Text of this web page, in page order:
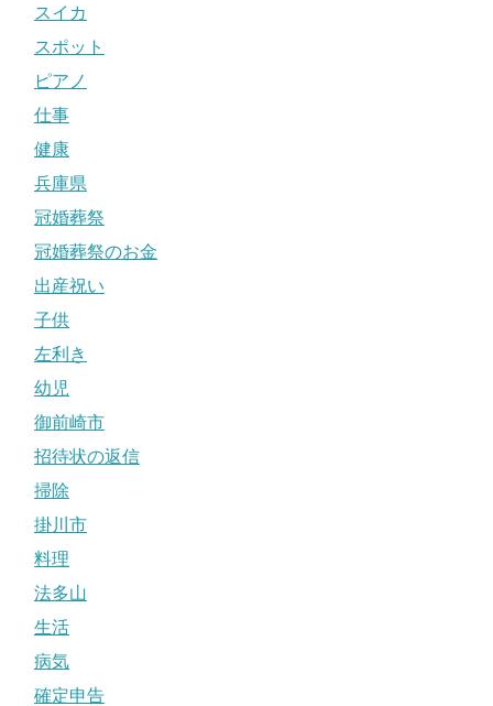
スイカ
スポット
ピアノ
仕事
健康
兵庫県
冠婚葬祭
冠婚葬祭のお金
出産祝い
子供
左利き
幼児
御前崎市
招待状の返信
掃除
掛川市
料理
法多山
生活
病気
確定申告